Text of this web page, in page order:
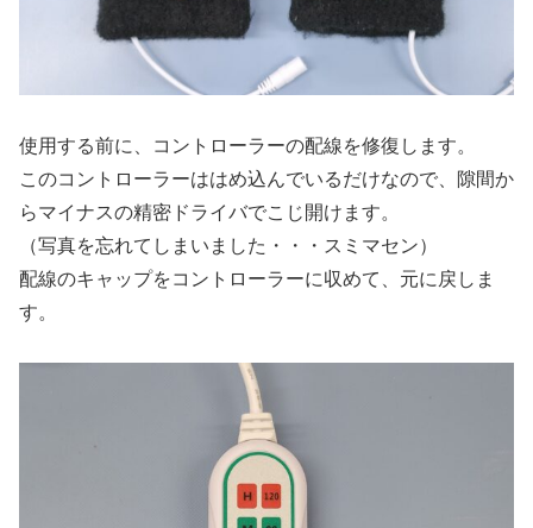
使用する前に、コントローラーの配線を修復します。
このコントローラーははめ込んでいるだけなので、隙間か
らマイナスの精密ドライバでこじ開けます。
（写真を忘れてしまいました・・・スミマセン）
配線のキャップをコントローラーに収めて、元に戻しま
す。